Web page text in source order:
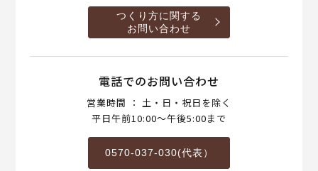
つくり方に関する
お問い合わせ
電話でのお問い合わせ
営業時間 ： 土・日・祝日を除く
平日午前10:00～午後5:00まで
0570-037-030(代表）